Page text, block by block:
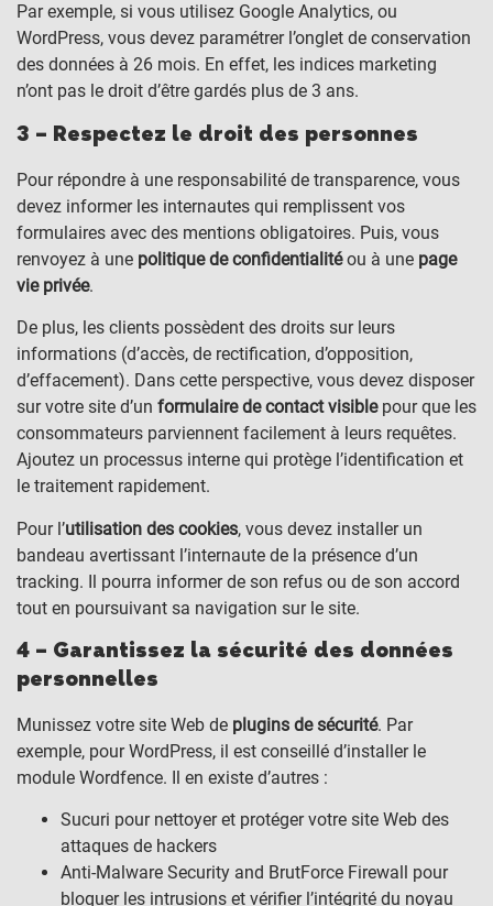
Par exemple, si vous utilisez Google Analytics, ou
WordPress, vous devez paramétrer l’onglet de conservation
des données à 26 mois. En effet, les indices marketing
n’ont pas le droit d’être gardés plus de 3 ans.
3 – Respectez le droit des personnes
Pour répondre à une responsabilité de transparence, vous
devez informer les internautes qui remplissent vos
formulaires avec des mentions obligatoires. Puis, vous
renvoyez à une politique de confidentialitéou à une page
vie privée.
De plus, les clients possèdent des droits sur leurs
informations (d’accès, de rectification, d’opposition,
d’effacement). Dans cette perspective, vous devez disposer
sur votre site d’un formulaire de contact visiblepour que les
consommateurs parviennent facilement à leurs requêtes.
Ajoutez un processus interne qui protège l’identification et
le traitement rapidement.
Pour l’utilisation des cookies, vous devez installer un
bandeau avertissant l’internaute de la présence d’un
tracking. Il pourra informer de son refus ou de son accord
tout en poursuivant sa navigation sur le site.
4 – Garantissez la sécurité des données
personnelles
Munissez votre site Web de plugins de sécurité. Par
exemple, pour WordPress, il est conseillé d’installer le
module Wordfence. Il en existe d’autres :
Sucuri pour nettoyer et protéger votre site Web des
attaques de hackers
Anti-Malware Security and BrutForce Firewall pour
bloquer les intrusions et vérifier l’intégrité du noyau